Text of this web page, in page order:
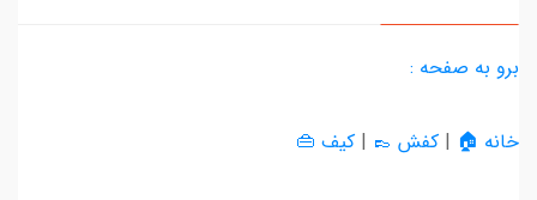
برو به صفحه :
خانه 🏠 | کفش 👞 | کیف 👜